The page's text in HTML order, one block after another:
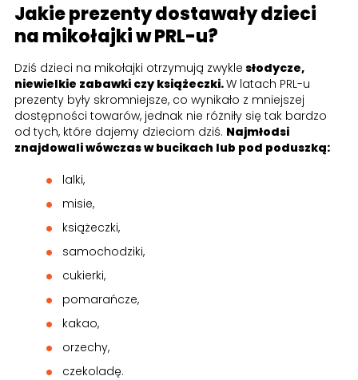
Jakie prezenty dostawały dzieci
na mikołajki w PRL-u?
Dziś dzieci na mikołajki otrzymują zwykle słodycze,
niewielkie zabawki czy książeczki.W latach PRL-u
prezenty były skromniejsze, co wynikało z mniejszej
dostępności towarów, jednak nie różniły się tak bardzo
od tych, które dajemy dzieciom dziś. Najmłodsi
znajdowali wówczas w bucikach lub pod poduszką:
lalki,
misie,
książeczki,
samochodziki,
cukierki,
pomarańcze,
kakao,
orzechy,
czekoladę.